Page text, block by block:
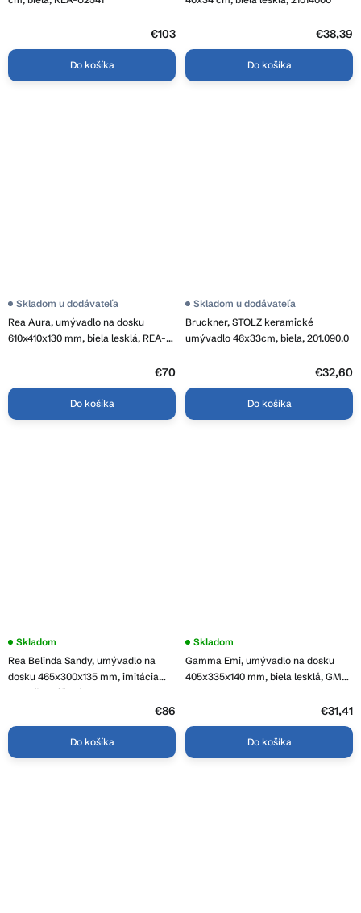
€103
Do košíka
€38,39
Do košíka
Rea Aura, umývadlo na dosku
610x410x130 mm, biela lesklá, REA-
Priemerné
produktu
je
Skladom u dodávateľa
€70
Do košíka
Bruckner, STOLZ keramické
umývadlo 46x33cm, biela, 201.090.0
Skladom u dodávateľa
€32,60
Do košíka
Rea Belinda Sandy, umývadlo na
dosku 465x300x135 mm, imitácia
kameňa-béžová, REA-U4000
Skladom
€86
Do košíka
Gamma Emi, umývadlo na dosku
405x335x140 mm, biela lesklá, GMA-
Skladom
€31,41
Do košíka